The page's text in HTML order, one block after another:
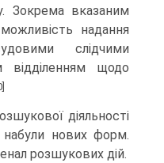
Зокрема вказаним
надання
слідчими
відділенням щодо
діяльності
набули нових форм.
розшукових дій.